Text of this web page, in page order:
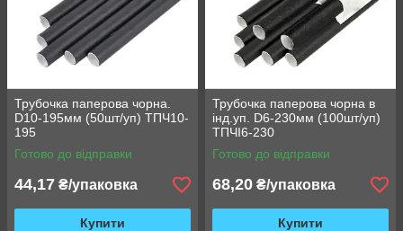
Трубочка паперова чорна.
D10-195мм (50шт/уп) ТПЧ10-
195
Готово до відправки
44,17 ₴/упаковка
Купити
Трубочка паперова чорна в
інд.уп. D6-230мм (100шт/уп)
ТПЧІ6-230
Готово до відправки
68,20 ₴/упаковка
Купити